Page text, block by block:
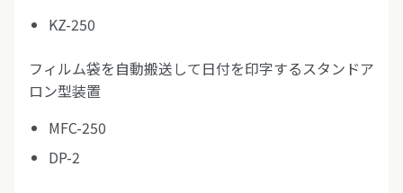
KZ-250
フィルム袋を自動搬送して日付を印字するスタンドア
ロン型装置
MFC-250
DP-2